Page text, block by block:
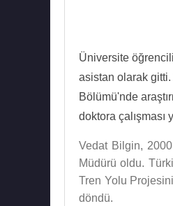
Üniversite
asistan olarak gitti.
Bölümü'nde
doktora çalışması
Vedat Bilgin, 2000
Müdürü oldu.
Tren Yolu
döndü.